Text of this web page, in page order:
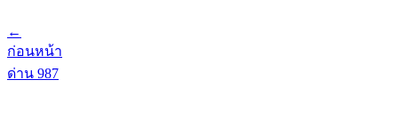
←
ก่อนหน้า
ด่าน 987